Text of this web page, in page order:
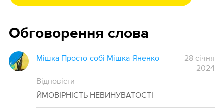
Обговорення слова
Мішка Просто-собі Мішка-Яненко
28 січня
2024
Відповісти
ЙМОВІРНІСТЬ НЕВИНУВАТОСТІ